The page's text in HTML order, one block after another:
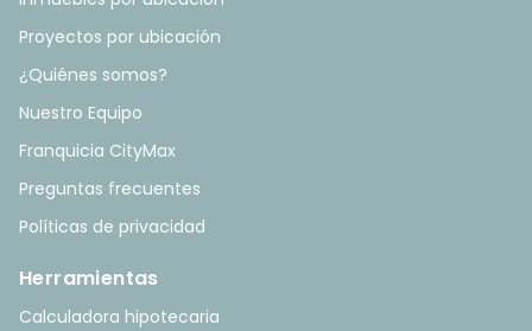
Proyectos por ubicación
¿Quiénes somos?
Nuestro Equipo
Franquicia CityMax
Preguntas frecuentes
Políticas de privacidad
Herramientas
Calculadora hipotecaria